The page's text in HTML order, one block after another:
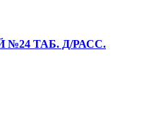
ТАБ. Д/РАСС.